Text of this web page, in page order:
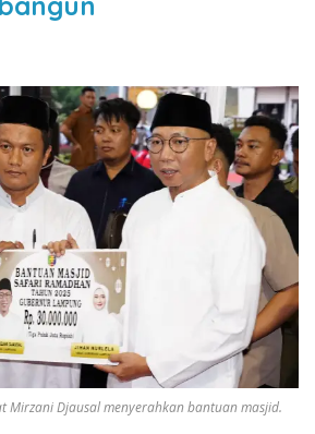
Mirzani Djausal menyerahkan bantuan masjid.